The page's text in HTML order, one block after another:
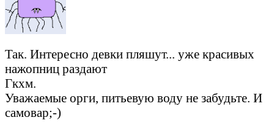
Так. Интересно девки пляшут... уже красивых
нажопниц раздают
Гкхм.
Уважаемые орги, питьевую воду не забудьте. И
самовар;-)